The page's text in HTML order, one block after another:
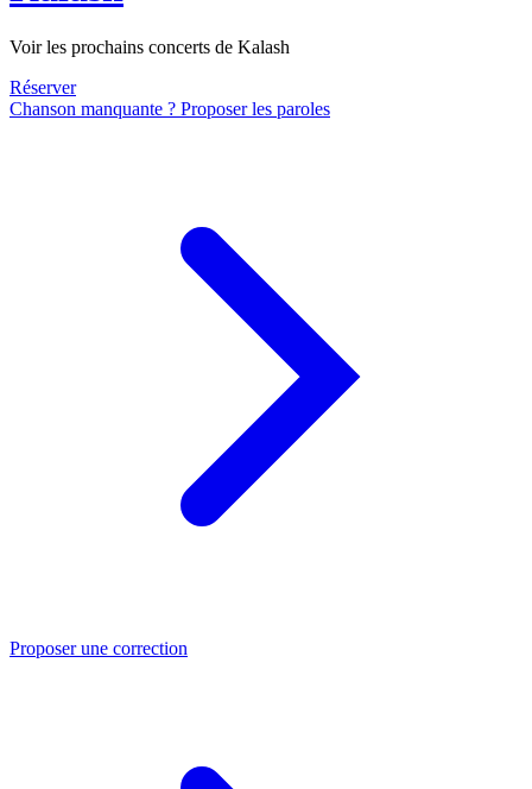
Voir les prochains concerts de Kalash
Réserver
Chanson manquante ? Proposer les paroles
Proposer une correction